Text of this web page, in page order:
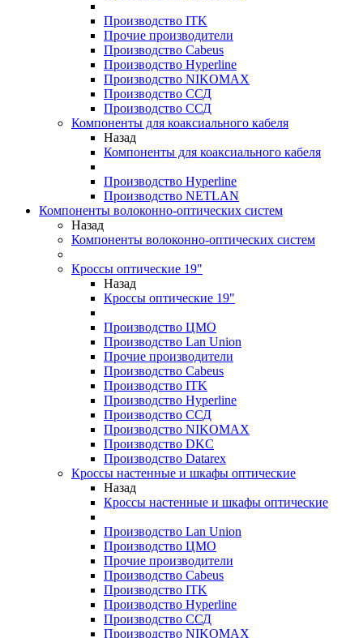
Производство ITK
Прочие производители
Производство Cabeus
Производство Hyperline
Производство NIKOMAX
Производство ССД
Производство ССД
Компоненты для коаксиального кабеля
Назад
Компоненты для коаксиального кабеля
Производство Hyperline
Производство NETLAN
Компоненты волоконно-оптических систем
Назад
Компоненты волоконно-оптических систем
Кроссы оптические 19"
Назад
Кроссы оптические 19"
Производство ЦМО
Производство Lan Union
Прочие производители
Производство Cabeus
Производство ITK
Производство Hyperline
Производство ССД
Производство NIKOMAX
Производство DKC
Производство Datarex
Кроссы настенные и шкафы оптические
Назад
Кроссы настенные и шкафы оптические
Производство Lan Union
Производство ЦМО
Прочие производители
Производство Cabeus
Производство ITK
Производство Hyperline
Производство ССД
Производство NIKOMAX